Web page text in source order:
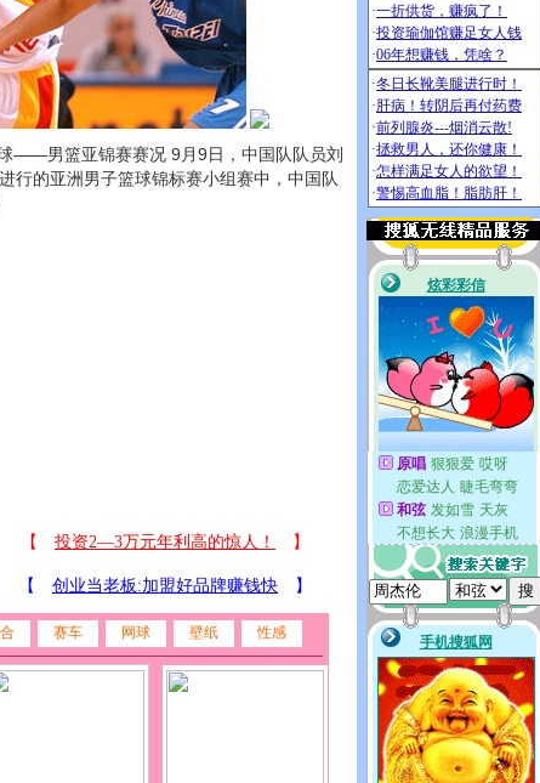
――男篮亚锦赛赛况 9月9日，中国队队员刘
行的亚洲男子篮球锦标赛小组赛中，中国队
赛车 网球 壁纸 性感